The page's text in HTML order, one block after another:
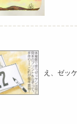
え、ゼッ